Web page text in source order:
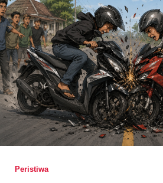
Peristiwa